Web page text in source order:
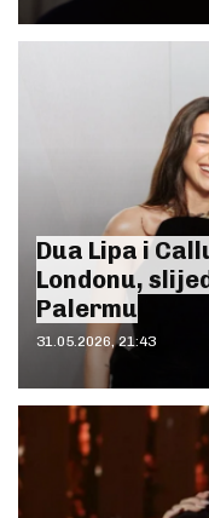
Dua Lipa i
Londonu,
Palermu
31.05.2026, 21:43